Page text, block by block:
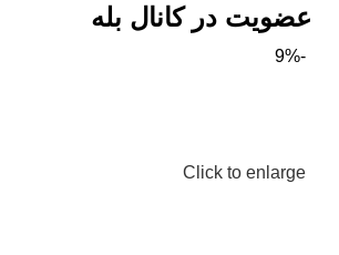
عضویت در کانال بله
-9%
Click to enlarge